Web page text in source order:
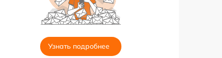
Узнать подробнее